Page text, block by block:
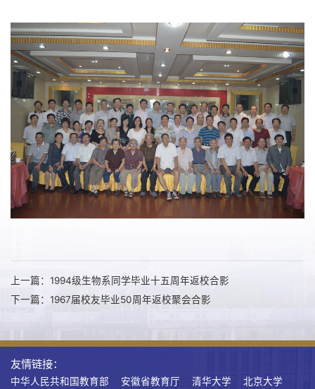
上一篇：1994级生物系同学毕业十五周年返校合影
下一篇：1967届校友毕业50周年返校聚会合影
友情链接：
中华人民共和国教育部 安徽省教育厅 清华大学 北京大学